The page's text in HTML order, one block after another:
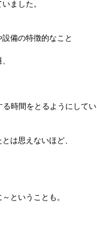
ました。
備の特徴的なこと
時間をとるようにして
は思えないほど、
ということも。